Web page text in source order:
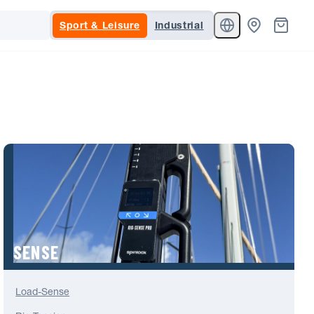
Sport & Leisure Industrial
SENSE
Load-Sense